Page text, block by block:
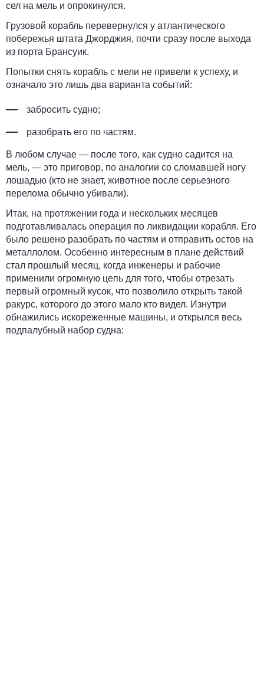
сел на мель и опрокинулся.
Грузовой корабль перевернулся у атланти­ческого
побережья штата Джорджия, почти сразу после выхода
из порта Брансуик.
Попытки снять корабль с мели не привели к успеху, и
означало это лишь два варианта событий:
забросить судно;
разобрать его по частям.
В любом случае — после того, как судно садится на
мель, — это приговор, по аналогии со сломавшей ногу
лошадью (кто не знает, животное после серьезного
перелома обычно убивали).
Итак, на протяжении года и нескольких месяцев
подготавливалась операция по ликвидации корабля. Его
было решено разобрать по частям и отправить остов на
металлолом. Особенно интересным в плане действий
стал прошлый месяц, когда инженеры и рабочие
применили огромную цепь для того, чтобы отрезать
первый огромный кусок, что позволило открыть такой
ракурс, которого до этого мало кто видел. Изнутри
обнажились искореженные машины, и открылся весь
подпалубный набор судна: